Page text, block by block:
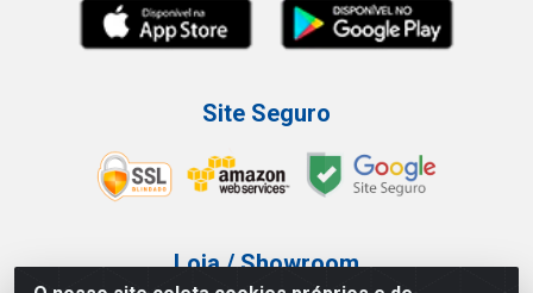
Site Seguro
Loja / Showroom